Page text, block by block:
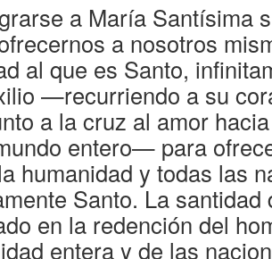
a María Santísima
a nosotros
al que es Santo,
—recurriendo a su
a la cruz al amor
entero— para
humanidad y todas las
Santo. La santidad
en la redención del
entera y de las